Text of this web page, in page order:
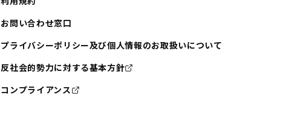
お問い合わせ窓口
プライバシーポリシー及び個人情報のお取扱いについて
反社会的勢力に対する基本方針
コンプライアンス